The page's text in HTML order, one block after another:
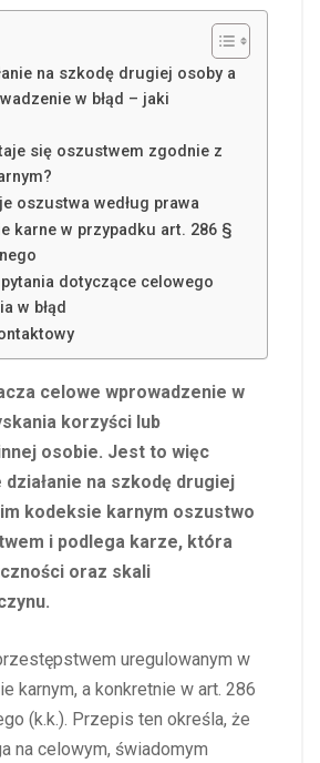
na szkodę drugiej osoby a
w błąd – jaki
się oszustwem zgodnie z
oszustwa według prawa
karne w przypadku art. 286 §
dotyczące celowego
w błąd
celowe wprowadzenie w
korzyści lub
osobie. Jest to więc
na szkodę drugiej
kodeksie karnym oszustwo
i podlega karze, która
oraz skali
uregulowanym w
karnym, a konkretnie w art. 286
(k.k.). Przepis ten określa, że
na celowym, świadomym